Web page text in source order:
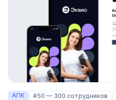
АПК #50 — 300 сотрудников